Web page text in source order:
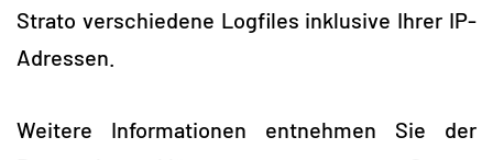
Strato verschiedene Logfiles inklusive Ihrer IP-
Adressen.
Weitere Informationen entnehmen Sie der